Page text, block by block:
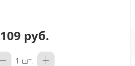
109 руб.
1 шт.